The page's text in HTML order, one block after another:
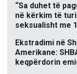
“Sa duhet të
në kërkim të
seksualisht me
Ekstradimi në
Amerikane:
keqpërdorin